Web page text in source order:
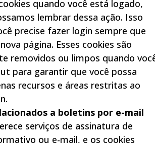
quando você está logado,
lembrar dessa ação. Isso
precise fazer login sempre que
página. Esses cookies são
removidos ou limpos quando
para garantir que você possa
recursos e áreas restritas ao
a boletins por e-mail
serviços de assinatura de
ou e-mail, e os cookies